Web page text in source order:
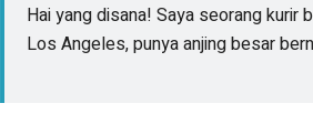
Hai yang disana! Saya seorang kurir
Los Angeles, punya anjing besar